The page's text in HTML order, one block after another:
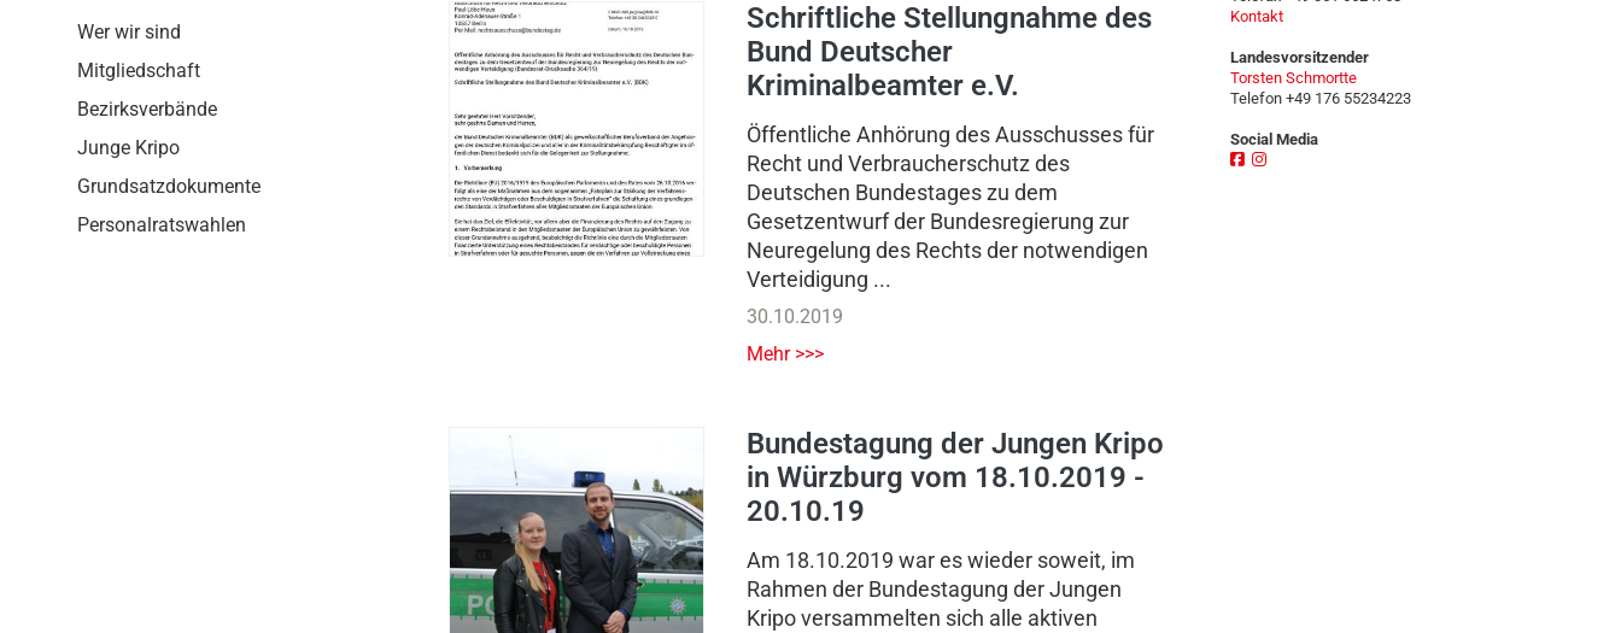
Schriftliche Stellungnahme des
Bund Deutscher
Kriminalbeamter e.V.
Öffentliche Anhörung des Ausschusses für
Recht und Verbraucherschutz des
Deutschen Bundestages zu dem
Gesetzentwurf der Bundesregierung zur
Neuregelung des Rechts der notwendigen
Verteidigung ...
30.10.2019
Mehr >>>
Bundestagung der Jungen Kripo
in Würzburg vom 18.10.2019 -
20.10.19
Am 18.10.2019 war es wieder soweit, im
Rahmen der Bundestagung der Jungen
Kripo versammelten sich alle aktiven
Wer wir sind
Mitgliedschaft
Bezirksverbände
Junge Kripo
Grundsatzdokumente
Personalratswahlen
Kontakt
Landesvorsitzender
Torsten Schmortte
Telefon +49 176 55234223
Social Media